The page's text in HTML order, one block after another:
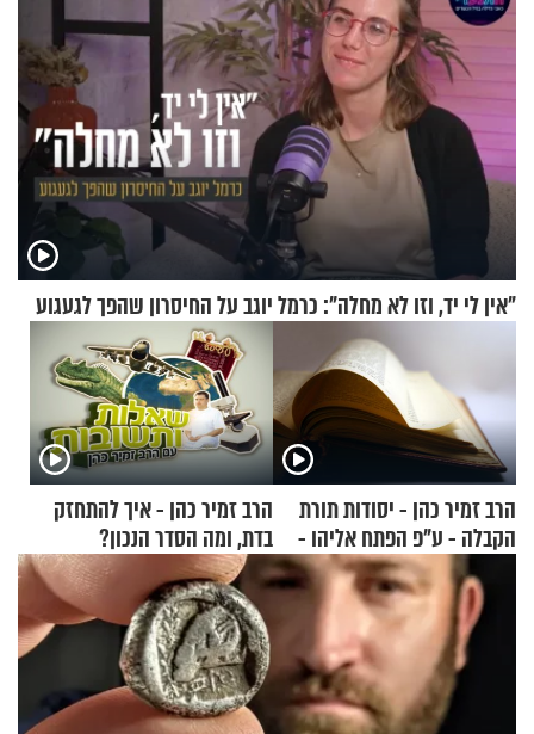
"אין לי יד, וזו לא מחלה": כרמל יוגב על החיסרון שהפך לגעגוע
הרב זמיר כהן - יסודות תורת
הקבלה - ע"פ הפתח אליהו -
חלק ב
הרב זמיר כהן - איך להתחזק
בדת, ומה הסדר הנכון?